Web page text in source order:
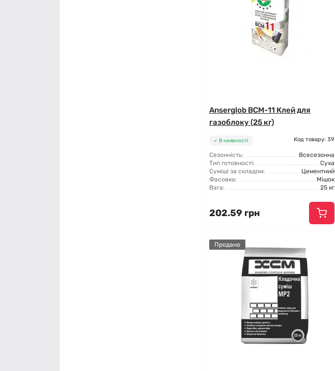
Anserglob BCM-11 Клей для
газоблоку (25 кг)
В наявності Код товару: 39
Сезонність:
Всесезонна
Тип готовності:
Суха
Суміші за складом:
Цементний
Фасовка:
Мішок
Вага:
25 кг
202.59 грн
Продано